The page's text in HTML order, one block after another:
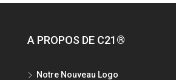
A PROPOS DE C21®
Notre Nouveau Logo